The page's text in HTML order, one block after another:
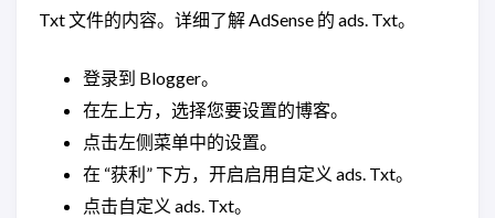
Txt 文件的内容。详细了解 AdSense 的 ads. Txt。
登录到 Blogger。
在左上方，选择您要设置的博客。
点击左侧菜单中的设置。
在 “获利” 下方，开启启用自定义 ads. Txt。
点击自定义 ads. Txt。